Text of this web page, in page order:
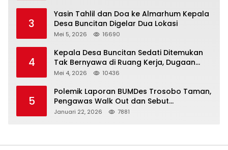
3
Yasin Tahlil dan Doa ke Almarhum Kepala
Desa Buncitan Digelar Dua Lokasi
Mei 5, 2026 16690
4
Kepala Desa Buncitan Sedati Ditemukan
Tak Bernyawa di Ruang Kerja, Dugaan
Bunuh Diri Menguat
Mei 4, 2026 10436
5
Polemik Laporan BUMDes Trosobo Taman,
Pengawas Walk Out dan Sebut
Kejanggalan
Januari 22, 2026 7881